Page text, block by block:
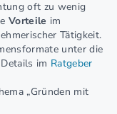
oft zu wenig
Vorteile im
Tätigkeit.
unter die
im Ratgeber
„Gründen mit